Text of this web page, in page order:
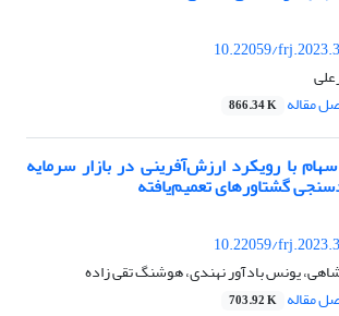
10.22059/
مقاله 866.34 K
با رویکرد ارزش‌آفرینی در بازار سرمایه
گشتاورهای تعمیم‌یافته
10.22059/
یونس بادآور نهندی، هوشنگ تقی زاده
مقاله 703.92 K